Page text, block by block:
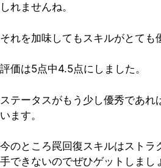
しれませんね。
それを加味してもスキルがとても
評価は5点中4.5点にしました。
ステータスがもう少し優秀であれ
います。
今のところ罠回復スキルはストラ
手できないのでぜひゲットしまし